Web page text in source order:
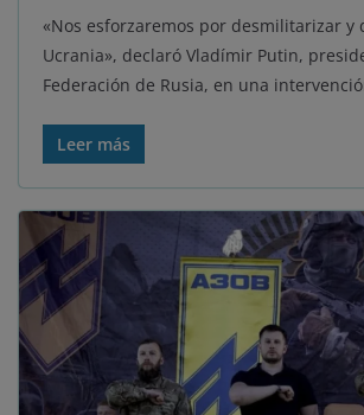
«Nos esforzaremos por desmilitarizar y
Ucrania», declaró Vladímir Putin,
Federación de Rusia, en una
Leer más